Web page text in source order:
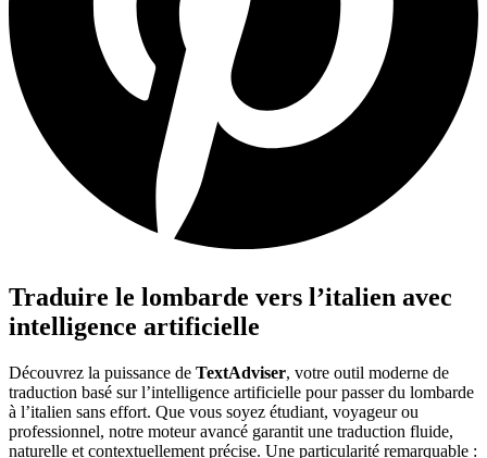
Traduire le lombarde vers l’italien avec
intelligence artificielle
Découvrez la puissance de TextAdviser, votre outil moderne de
traduction basé sur l’intelligence artificielle pour passer du lombarde
à l’italien sans effort. Que vous soyez étudiant, voyageur ou
professionnel, notre moteur avancé garantit une traduction fluide,
naturelle et contextuellement précise. Une particularité remarquable :